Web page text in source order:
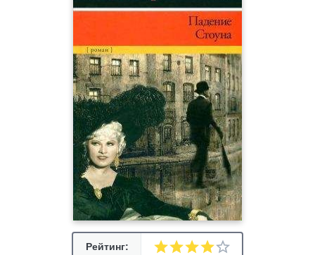
Рейтинг: